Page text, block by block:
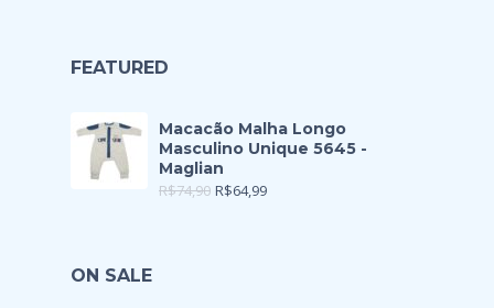
FEATURED
Macacão Malha Longo
Masculino Unique 5645 -
Maglian
R$74,90 R$64,99
ON SALE